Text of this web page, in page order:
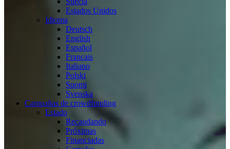
Estados Unidos
Idioma
Deutsch
English
Español
Français
Italiano
Polski
Suomi
Svenska
Campañas de crowdfunding
Estado
Recaudando
Próximas
Financiadas